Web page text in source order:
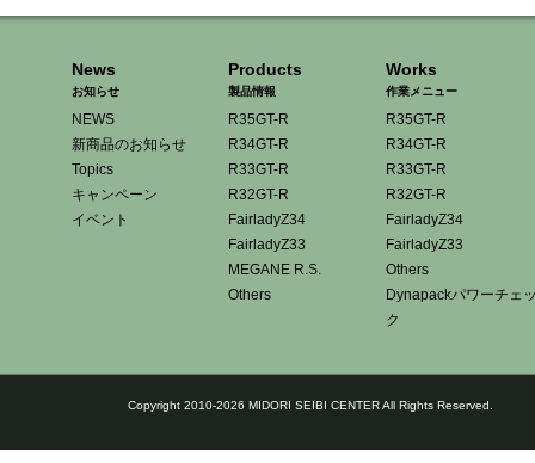
News
お知らせ
NEWS
新商品のお知らせ
Topics
キャンペーン
イベント
Products
製品情報
R35GT-R
R34GT-R
R33GT-R
R32GT-R
FairladyZ34
FairladyZ33
MEGANE R.S.
Others
Works
作業メニュー
R35GT-R
R34GT-R
R33GT-R
R32GT-R
FairladyZ34
FairladyZ33
Others
Dynapackパワーチェ
ク
Copyright 2010-2026 MIDORI SEIBI CENTER All Rights Reserved.